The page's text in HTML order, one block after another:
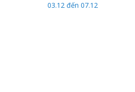
03.12 đến 07.12